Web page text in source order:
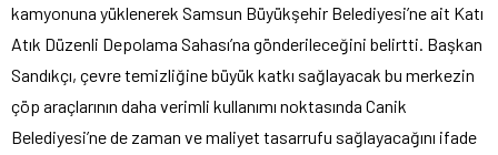
kamyonuna yüklenerek Samsun Büyükşehir Belediyesi’ne ait Katı
Atık Düzenli Depolama Sahası’na gönderileceğini belirtti. Başkan
Sandıkçı, çevre temizliğine büyük katkı sağlayacak bu merkezin
çöp araçlarının daha verimli kullanımı noktasında Canik
Belediyesi’ne de zaman ve maliyet tasarrufu sağlayacağını ifade